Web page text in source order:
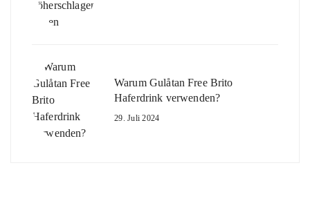
Warum Gulåtan Free Brito
Haferdrink verwenden?
29. Juli 2024